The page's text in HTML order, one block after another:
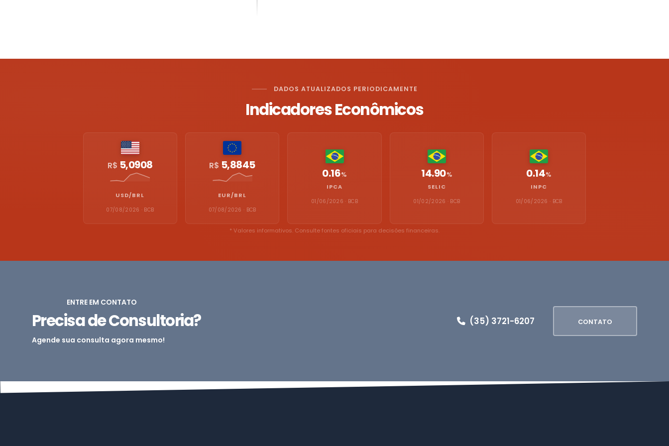
DADOS ATUALIZADOS PERIODICAMENTE
Indicadores Econômicos
R$ 5,0908
USD/BRL
07/08/2026 · BCB
R$ 5,8845
EUR/BRL
07/08/2026 · BCB
0.16%
IPCA
01/06/2026 · BCB
14.90%
SELIC
01/02/2026 · BCB
0.14%
INPC
01/06/2026 · BCB
* Valores informativos. Consulte fontes oficiais para decisões financeiras.
ENTRE EM CONTATO
Precisa de Consultoria?
Agende sua consulta agora mesmo!
(35) 3721-6207 CONTATO